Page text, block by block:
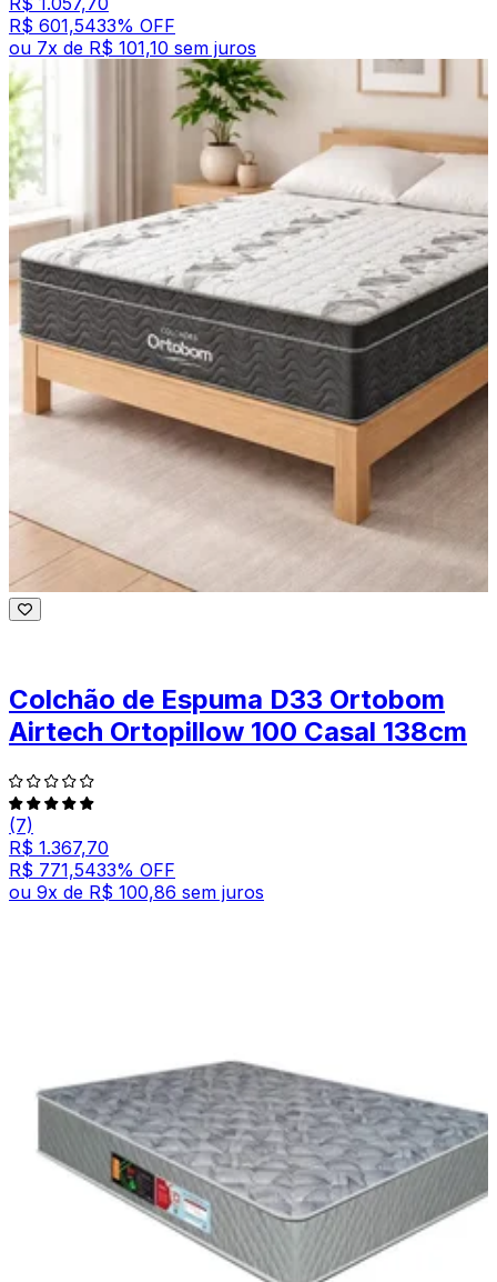
R$ 601,5433% OFF
ou 7x de R$ 101,10 sem juros
Colchão de Espuma D33 Ortobom
Airtech Ortopillow 100 Casal 138cm
(7)
R$ 1.367,70
R$ 771,5433% OFF
ou 9x de R$ 100,86 sem juros